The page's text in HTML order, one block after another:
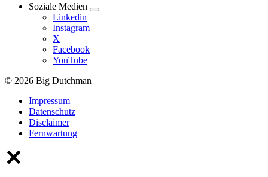
Soziale Medien
Linkedin
Instagram
X
Facebook
YouTube
© 2026 Big Dutchman
Impressum
Datenschutz
Disclaimer
Fernwartung